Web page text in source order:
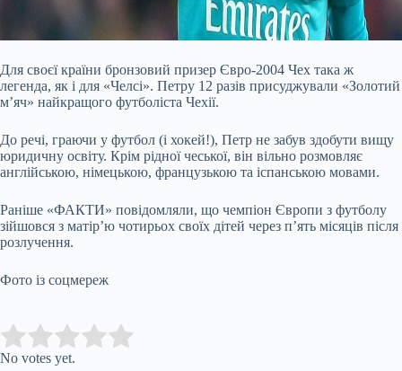
Для своєї країни бронзовий призер Євро-2004 Чех така ж
легенда, як і для «Челсі». Петру 12 разів присуджували «Золотий
м’яч» найкращого футболіста Чехії.
До речі, граючи у футбол (і хокей!), Петр не забув здобути вищу
юридичну освіту. Крім рідної чеської, він вільно розмовляє
англійською, німецькою, французькою та іспанською мовами.
Раніше «ФАКТИ» повідомляли, що чемпіон Європи з футболу
зійшовся з матір’ю чотирьох своїх дітей через п’ять місяців після
розлучення.
Фото із соцмереж
Rate this item:
No votes yet.